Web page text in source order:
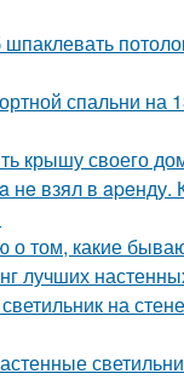
спальни на
крышу своего
нe взял в apeнду.
о том, какие
лучших
на